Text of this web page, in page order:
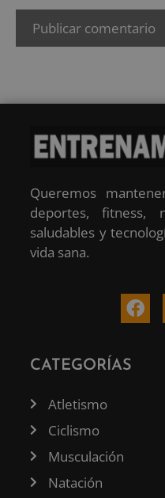
Queremos
deportes, fitness,
saludables y
vida sana.
CATEGORÍAS
Atletismo
Ciclismo
Musculación
Natación